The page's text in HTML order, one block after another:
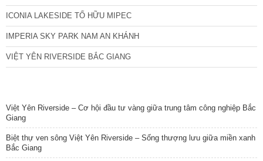
ICONIA LAKESIDE TỐ HỮU MIPEC
IMPERIA SKY PARK NAM AN KHÁNH
VIỆT YÊN RIVERSIDE BẮC GIANG
Việt Yên Riverside – Cơ hội đầu tư vàng giữa trung tâm công nghiệp Bắc
Giang
Biệt thự ven sông Việt Yên Riverside – Sống thượng lưu giữa miền xanh
Bắc Giang